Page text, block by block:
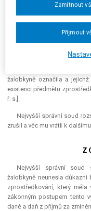
závěru, že se nejedná o
důkazních prostředků.
soudu nepochybil, jestliže
a pana R., neboť jejich
daně, ani v odvolacím řízení.
Proti rozsudku
žalobkyně označila a
existenci předmětu
ř. s.].
Nejvyšší správní soud
zrušil a věc mu vrátil k
Z
Nejvyšší správní soud
žalobkyně neunesla důkazní
zprostředkování, který
zákonným postupem tento
daně a daň z příjmů za
Zamítnout
Přijmout